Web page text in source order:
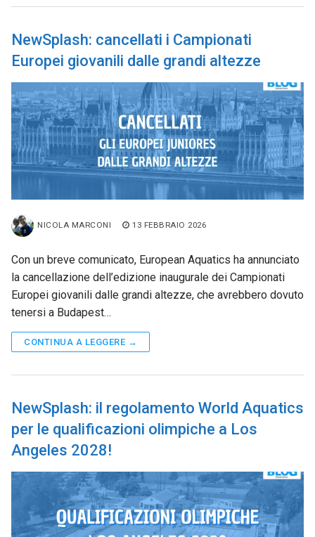
NewSplash: cancellati i Campionati
Europei giovanili dalle grandi altezze
NICOLA MARCONI 13 FEBBRAIO 2026
Con un breve comunicato, European Aquatics ha annunciato
la cancellazione dell’edizione inaugurale dei Campionati
Europei giovanili dalle grandi altezze, che avrebbero dovuto
tenersi a Budapest…
CONTINUA A LEGGERE →
NewSplash: il regolamento World Aquatics
per le qualificazioni olimpiche a Los
Angeles 2028!